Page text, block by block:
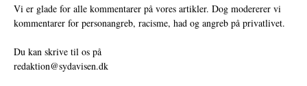
Vi er glade for alle kommentarer på vores artikler. Dog modererer vi
kommentarer for personangreb, racisme, had og angreb på privatlivet.
Du kan skrive til os på
redaktion@sydavisen.dk